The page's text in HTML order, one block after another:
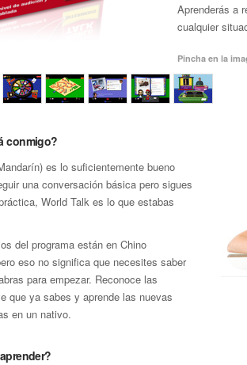
Aprenderás a
cualquier
Pincha en la
conmigo?
es lo suficientemente bueno
una conversación básica pero sigues
World Talk es lo que estabas
del programa están en Chino
eso no significa que necesites saber
para empezar. Reconoce las
que ya sabes y aprende las nuevas
en un nativo.